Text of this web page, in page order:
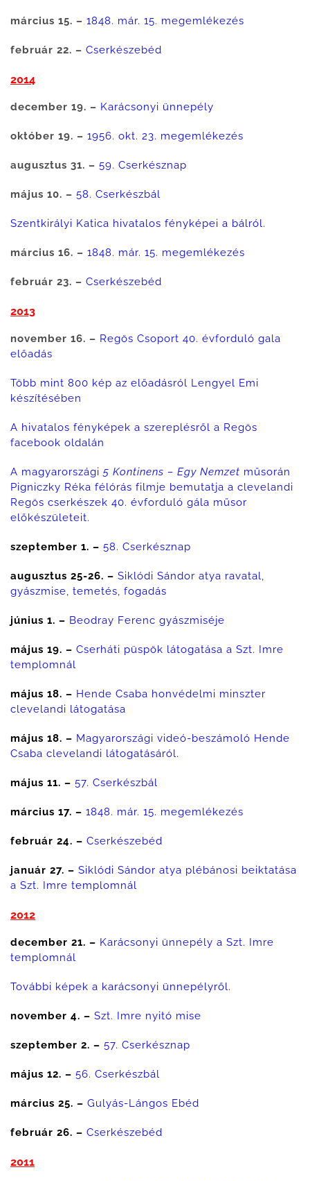
március 15. – 1848. már. 15. megemlékezés
február 22. – Cserkészebéd
2014
december 19. – Karácsonyi ünnepély
október 19. – 1956. okt. 23. megemlékezés
augusztus 31. – 59. Cserkésznap
május 10. – 58. Cserkészbál
Szentkirályi Katica hivatalos fényképei a bálról.
március 16. – 1848. már. 15. megemlékezés
február 23. – Cserkészebéd
2013
november 16. – Regös Csoport 40. évforduló gala
előadás
Több mint 800 kép az előadásról Lengyel Emi
készítésében
A hivatalos fényképek a szereplésről a Regös
facebook oldalán
A magyarországi 5 Kontinens – Egy Nemzet műsorán
Pigniczky Réka félórás filmje bemutatja a clevelandi
Regös cserkészek 40. évforduló gála műsor
előkészületeit.
szeptember 1. – 58. Cserkésznap
augusztus 25-26. – Siklódi Sándor atya ravatal,
gyászmise, temetés, fogadás
június 1. – Beodray Ferenc gyászmiséje
május 19. – Cserháti püspök látogatása a Szt. Imre
templomnál
május 18. – Hende Csaba honvédelmi minszter
clevelandi látogatása
május 18. – Magyarországi videó-beszámoló Hende
Csaba clevelandi látogatásáról.
május 11. – 57. Cserkészbál
március 17. – 1848. már. 15. megemlékezés
február 24. – Cserkészebéd
január 27. – Siklódi Sándor atya plébánosi beiktatása
a Szt. Imre templomnál
2012
december 21. – Karácsonyi ünnepély a Szt. Imre
templomnál
További képek a karácsonyi ünnepélyről.
november 4. – Szt. Imre nyitó mise
szeptember 2. – 57. Cserkésznap
május 12. – 56. Cserkészbál
március 25. – Gulyás-Lángos Ebéd
február 26. – Cserkészebéd
2011